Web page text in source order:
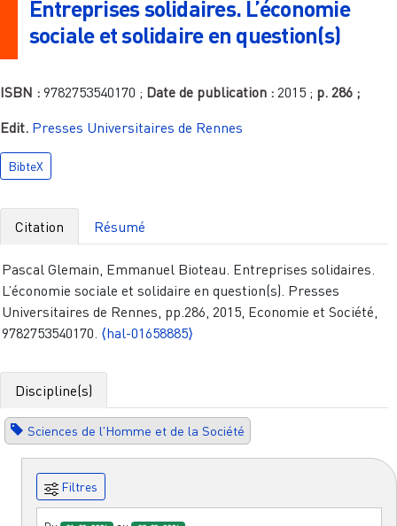
Entreprises solidaires. L’économie
sociale et solidaire en question(s)
ISBN : 9782753540170 ; Date de publication : 2015 ; p. 286 ;
Edit. Presses Universitaires de Rennes
BibteX
Citation Résumé
Pascal Glemain, Emmanuel Bioteau. Entreprises solidaires.
L’économie sociale et solidaire en question(s). Presses
Universitaires de Rennes, pp.286, 2015, Economie et Société,
9782753540170. ⟨hal-01658885⟩
Discipline(s)
Sciences de l'Homme et de la Société
Filtres